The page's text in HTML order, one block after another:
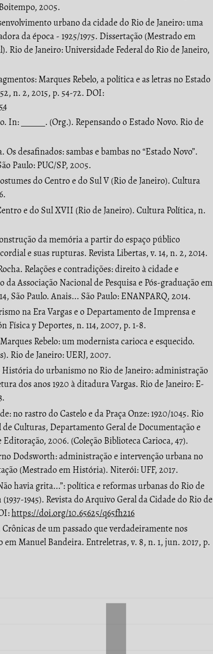
2005.
urbano da cidade do Rio de Janeiro: uma
da época - 1925/1975. Dissertação (Mestrado em
Rio de Janeiro: Universidade Federal do Rio de Janeiro,
Marques Rebelo, a política e as letras no Estado
n. 2, 2015, p. 54-72. DOI:
In: ______. (Org.). Repensando o Estado Novo. Rio de
desafinados: sambas e bambas no “Estado Novo”.
Paulo: PUC/SP, 2005.
do Centro e do Sul V (Rio de Janeiro). Cultura
e do Sul XVII (Rio de Janeiro). Cultura Política, n.
da memória a partir do espaço público
e suas rupturas. Revista Libertas, v. 14, n. 2, 2014.
Relações e contradições: direito à cidade e
Associação Nacional de Pesquisa e Pós-graduação em
São Paulo. Anais... São Paulo: ENANPARQ, 2014.
na Era Vargas e o Departamento de Imprensa e
Física y Deportes, n. 114, 2007, p. 1-8.
Rebelo: um modernista carioca e esquecido.
Rio de Janeiro: UERJ, 2007.
do urbanismo no Rio de Janeiro: administração
dos anos 1920 à ditadura Vargas. Rio de Janeiro: E-
no rastro do Castelo e da Praça Onze: 1920/1045. Rio
Culturas, Departamento Geral de Documentação e
2006. (Coleção Biblioteca Carioca, 47).
Dodsworth: administração e intervenção urbana no
(Mestrado em História). Niterói: UFF, 2017.
havia grita...”: política e reformas urbanas do Rio de
1945). Revista do Arquivo Geral da Cidade do Rio de
https://doi.org/10.65625/q65fh216
de um passado que verdadeiramente nos
Manuel Bandeira. Entreletras, v. 8, n. 1, jun. 2017, p.